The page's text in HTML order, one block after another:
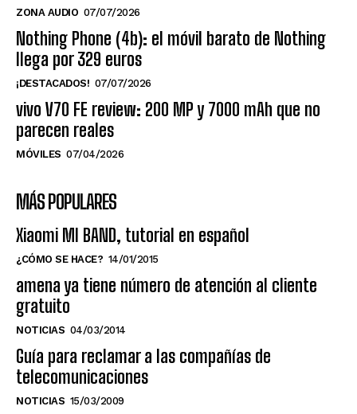
ZONA AUDIO 07/07/2026
Nothing Phone (4b): el móvil barato de Nothing
llega por 329 euros
¡DESTACADOS! 07/07/2026
vivo V70 FE review: 200 MP y 7000 mAh que no
parecen reales
MÓVILES 07/04/2026
MÁS POPULARES
Xiaomi MI BAND, tutorial en español
¿CÓMO SE HACE? 14/01/2015
amena ya tiene número de atención al cliente
gratuito
NOTICIAS 04/03/2014
Guía para reclamar a las compañías de
telecomunicaciones
NOTICIAS 15/03/2009